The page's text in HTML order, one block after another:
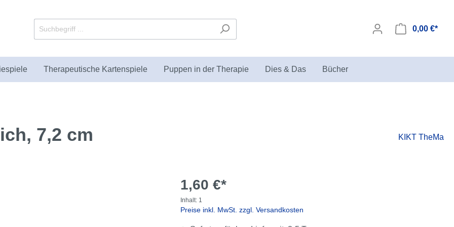
0,00 €*
Therapeutische Kartenspiele Puppen in der Therapie Dies & Das Bücher
Sandkästen und
Seminare zur Sandspieltherapie
7,2 cm KIKT TheMa
1,60 €*
Inhalt: 1
Preise inkl. MwSt. zzgl. Versandkosten